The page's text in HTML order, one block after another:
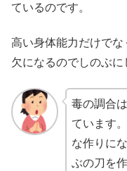
ているのです。
高い身体能力だけで
欠になるのでしのぶに
毒の調合
ています
な作りに
ぶの刀を